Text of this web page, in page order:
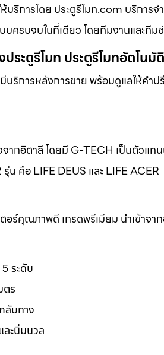
ริการโดย ประตูรีโมท.com บริการ
บครบจบในที่เดียว โดยทีมงานและ
ะตูรีโมท ประตูรีโมทอัตโนมัติ
ริการหลังการขาย พร้อมดูแลให้คำ
ากอิตาลี โดยมี G-TECH เป็นตัวแท
คือ LIFE DEUS และ LIFE ACER
อร์คุณภาพดี เกรดพรีเมียม นำเข้าจ
ระดับ
ตร
ลับทาง
ละนิ่มนวล